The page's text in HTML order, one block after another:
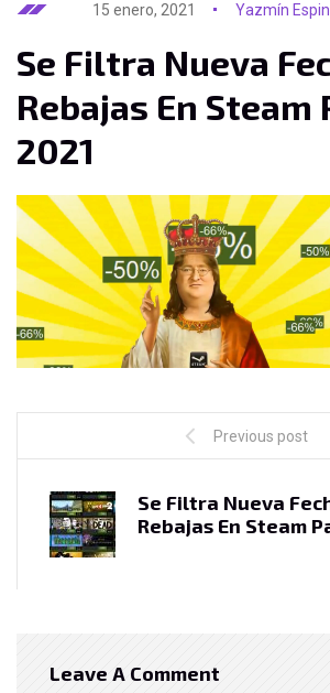
15 enero, 2021 Yazmín
Se Filtra Nueva
Rebajas En Steam
2021
Previous post
Se Filtra Nueva
Rebajas En Steam
Leave A Comment